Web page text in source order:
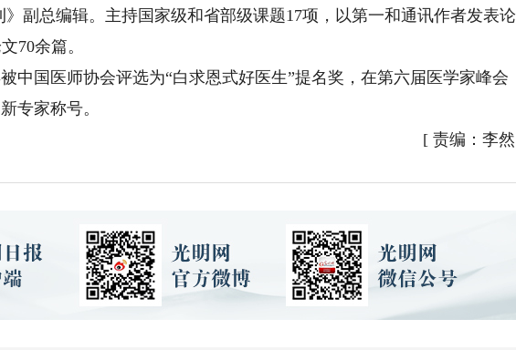
副总编辑。主持国家级和省部级课题17项，以第一和通讯作者发表论
70余篇。
国医师协会评选为“白求恩式好医生”提名奖，在第六届医学家峰会
专家称号。
[ 责编：李然